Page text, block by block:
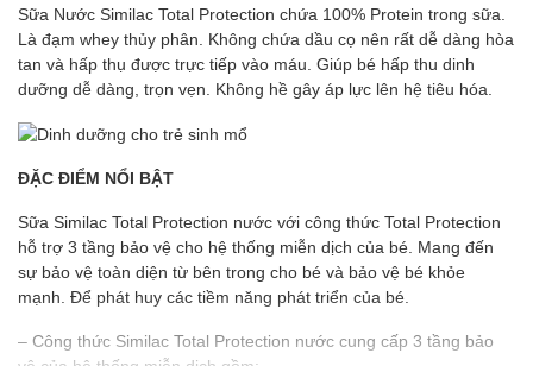
Sữa Nước Similac Total Protection chứa 100% Protein trong sữa.
Là đạm whey thủy phân. Không chứa dầu cọ nên rất dễ dàng hòa
tan và hấp thụ được trực tiếp vào máu. Giúp bé hấp thu dinh
dưỡng dễ dàng, trọn vẹn. Không hề gây áp lực lên hệ tiêu hóa.
ĐẶC ĐIỂM NỔI BẬT
Sữa Similac Total Protection nước với công thức Total Protection
hỗ trợ 3 tầng bảo vệ cho hệ thống miễn dịch của bé. Mang đến
sự bảo vệ toàn diện từ bên trong cho bé và bảo vệ bé khỏe
mạnh. Để phát huy các tiềm năng phát triển của bé.
– Công thức Similac Total Protection nước cung cấp 3 tầng bảo